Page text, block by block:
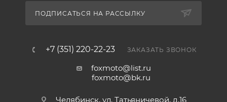
ПОДПИСАТЬСЯ НА РАССЫЛКУ
+7 (351) 220-22-23 ЗАКАЗАТЬ ЗВОНОК
foxmoto@list.ru
foxmoto@bk.ru
Челябинск, ул. Татьяничевой, д.16